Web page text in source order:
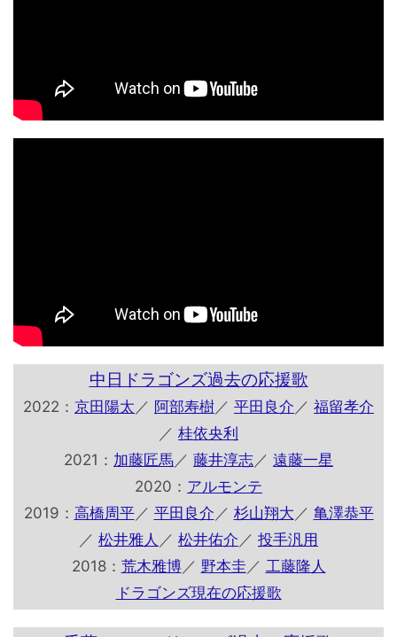
中日ドラゴンズ過去の応援歌
2022： 京田陽太 ／ 阿部寿樹／ 平田良介 ／ 福留孝介
／ 桂依央利
2021： 加藤匠馬／ 藤井淳志／ 遠藤一星
2020： アルモンテ
2019： 高橋周平／ 平田良介 ／ 杉山翔大 ／ 亀澤恭平
／ 松井雅人 ／ 松井佑介 ／ 投手汎用
2018： 荒木雅博／ 野本圭 ／ 工藤隆人
ドラゴンズ現在の応援歌